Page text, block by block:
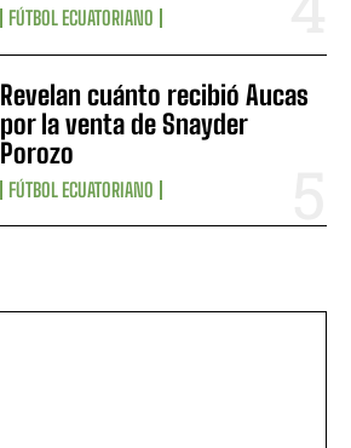
FÚTBOL ECUATORIANO
Revelan cuánto recibió Aucas
por la venta de Snayder
Porozo
FÚTBOL ECUATORIANO